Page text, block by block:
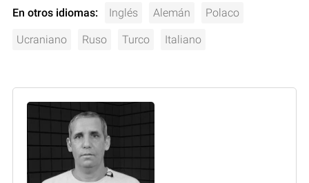
En otros idiomas: Inglés Alemán Polaco
Ucraniano Ruso Turco Italiano